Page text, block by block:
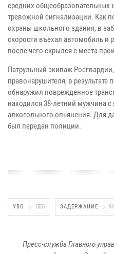
средних общеобразовательных
тревожной сигнализации. Как
охраны школьного здания, в
скорости въехал автомобиль и
после чего скрылся с места
Патрульный экипаж
правонарушителя, в
обнаружил поврежденное
находился 38-летний мужчина
алкогольного опьянения. Для
был передан полиции.
УВО 1551 ЗАДЕРЖАНИЕ
Пресс-служба Главного